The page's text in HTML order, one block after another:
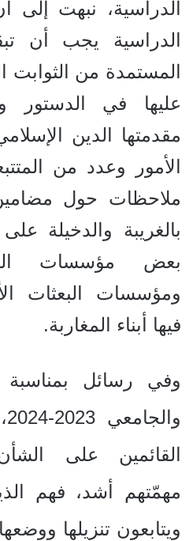
الدراسية، نبهت إلى
الدراسية يجب أن
المستمدة من الثوابت
عليها في الدستور
مقدمتها الدين
الأمور وعدد من
ملاحظات حول
بالغريبة والدخيلة
بعض مؤسسات
ومؤسسات البعثات
فيها أبناء المغاربة.
وفي رسائل
القائمين على
مهمّتهم أشد، فهم
ويتابعون تنزيلها